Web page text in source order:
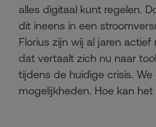
alles digitaal kunt regelen.
dit ineens in een
Florius zijn wij al jaren
dat vertaalt zich nu naar
tijdens de huidige crisis. We
mogelijkheden. Hoe kan het